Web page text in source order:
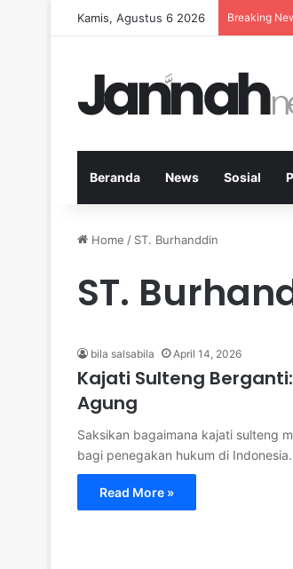
Kamis, Agustus 6 2026 Breaking
Beranda News Sosial
Home / ST. Burhanddin
ST.
bila salsabila April 14, 2026
Kajati Sulteng
Agung
Saksikan bagaimana kajati sulteng
bagi penegakan hukum di Indonesia.
Read More »